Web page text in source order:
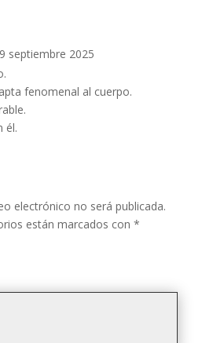
9 septiembre 2025
fenomenal al cuerpo.
él.
electrónico no será publicada.
están marcados con *